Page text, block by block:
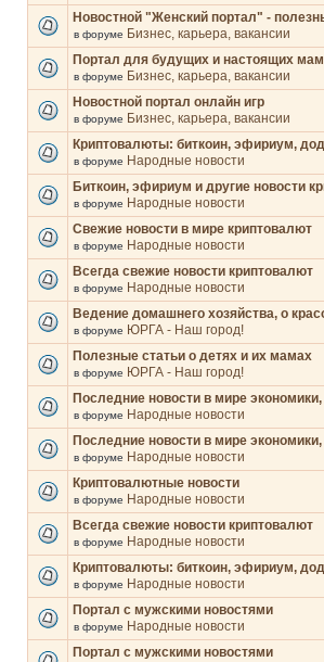
Новостной "Женский портал" -
в форуме Бизнес, карьера, вакансии
Портал для будущих и настоящих мам
в форуме Бизнес, карьера, вакансии
Новостной портал онлайн игр
в форуме Бизнес, карьера, вакансии
Криптовалюты: биткоин, эфириум,
в форуме Народные новости
Биткоин, эфириум и другие новости
в форуме Народные новости
Свежие новости в мире криптовалют
в форуме Народные новости
Всегда свежие новости криптовалют
в форуме Народные новости
Ведение домашнего хозяйства, о
в форуме ЮРГА - Наш город!
Полезные статьи о детях и их мамах
в форуме ЮРГА - Наш город!
Последние новости в мире
в форуме Народные новости
Последние новости в мире
в форуме Народные новости
Криптовалютные новости
в форуме Народные новости
Всегда свежие новости криптовалют
в форуме Народные новости
Криптовалюты: биткоин, эфириум,
в форуме Народные новости
Портал с мужскими новостями
в форуме Народные новости
Портал с мужскими новостями